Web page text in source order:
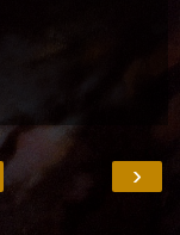
›